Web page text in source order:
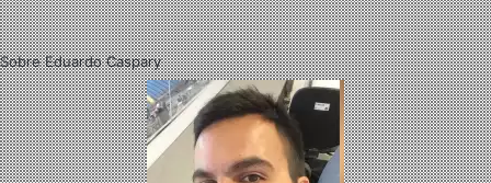
Sobre Eduardo Caspary